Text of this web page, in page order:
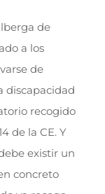
de
a los
de
discapacidad
recogido
de la CE. Y
existir un
concreto